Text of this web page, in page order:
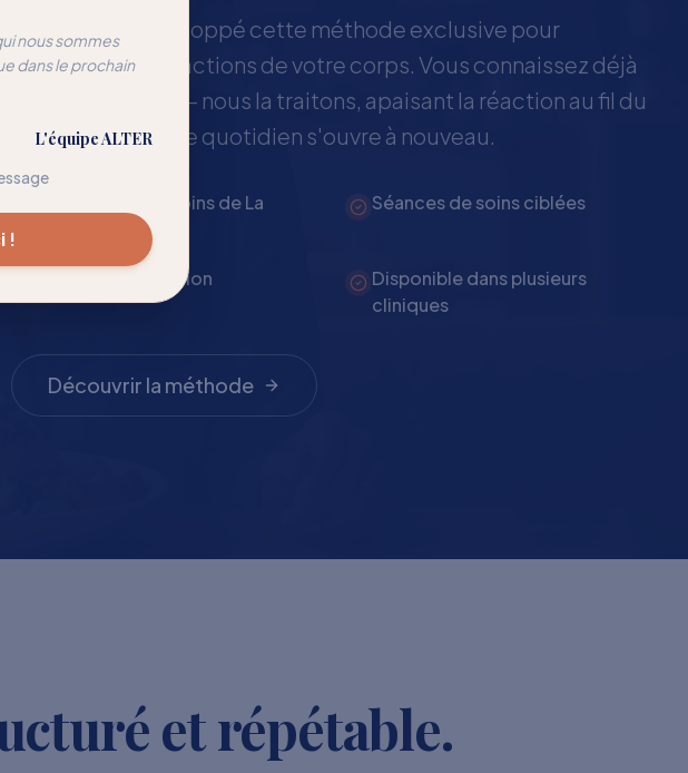
nous sommes
dans le prochain
L'équipe ALTER
!
Nous avons développé cette méthode exclusive pour
rééduquer les réactions de votre corps. Vous connaissez déjà
votre sensibilité — nous la traitons, apaisant la réaction au fil du
temps pour que le quotidien s'ouvre à nouveau.
Spécialistes en soins de La
Méthode Alter™
Séances de soins ciblées
Suivi de progression
Disponible dans plusieurs
cliniques
Découvrir la méthode
et répétable.